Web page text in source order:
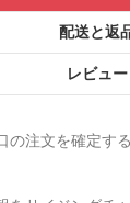
配送と返
レビュー
の注文を確定す